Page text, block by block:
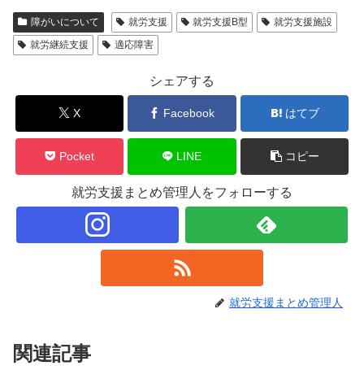
障がいについて 就労支援 就労支援B型
就労支援施設
就労継続支援
適応障害
シェアする
X Facebook はてブ
Pocket LINE コピー
就労支援まとめ管理人をフォローする
就労支援まとめ管理人
関連記事